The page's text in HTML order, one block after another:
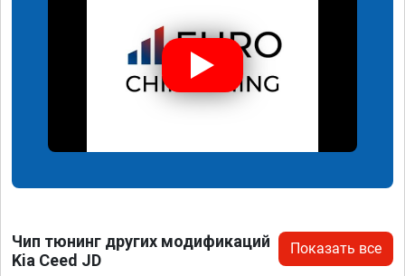
Чип тюнинг других модификаций
Kia Ceed JD
Показать все